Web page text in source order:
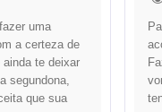
uma
a certeza de
te deixar
segundona,
que sua